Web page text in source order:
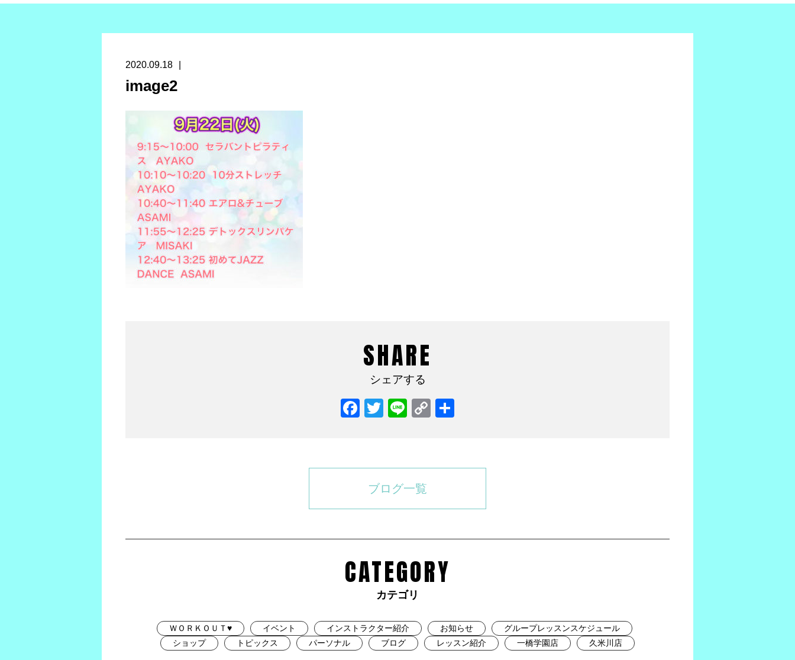
2020.09.18
image2
SHARE
シェアする
Facebook
TwitterLineCopy
ブログ一覧
CATEGORY
カテゴリ
ＷＯＲＫＯＵＴ♥ イベント インストラクター紹介 お知らせ
グループレッスンスケジュール
ショップ
トピックス パーソナル ブログ レッスン紹介 一橋学園店 久米川店